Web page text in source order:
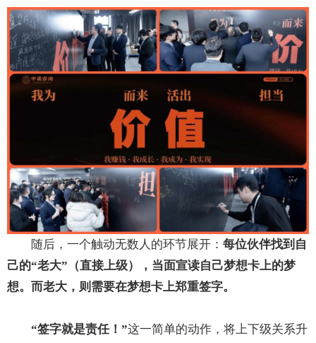
随后，一个触动无数人的环节展开： 每位伙伴找到自
己的“老大”（直接上级），当面宣读自己梦想卡上的梦
想。而老大，则需要在梦想卡上郑重签字。
“签字就是责任！”这一简单的动作，将上下级关系升